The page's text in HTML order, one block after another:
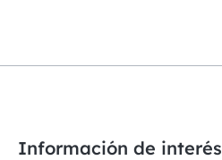
Información de interés